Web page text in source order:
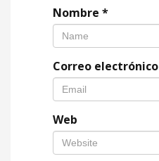
Nombre *
Correo electrónico
Web